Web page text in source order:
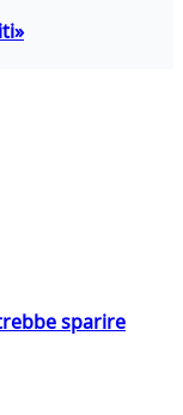
sparire